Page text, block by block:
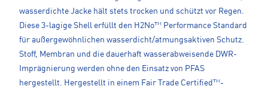
wasserdichte Jacke hält stets trocken und schützt vor Regen.
Diese 3-lagige Shell erfüllt den H2No™ Performance Standard
für außergewöhnlichen wasserdicht/atmungsaktiven Schutz.
Stoff, Membran und die dauerhaft wasserabweisende DWR-
Imprägnierung werden ohne den Einsatz von PFAS
hergestellt. Hergestellt in einem Fair Trade Certified™-